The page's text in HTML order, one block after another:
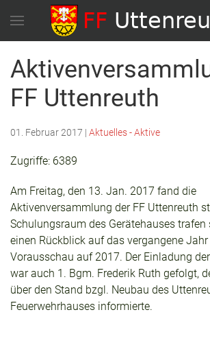
FF Uttenreuth
01. Februar 2017 | Aktuelles - Aktive
Zugriffe: 6389
Am Freitag, den 13. Jan. 2017 fand die
Aktivenversammlung der FF Uttenreuth
Schulungsraum des Gerätehauses
einen Rückblick auf das vergangene
Vorausschau auf 2017. Der Einladung
war auch 1. Bgm. Frederik Ruth gefolgt,
über den Stand bzgl. Neubau des
Feuerwehrhauses informierte.